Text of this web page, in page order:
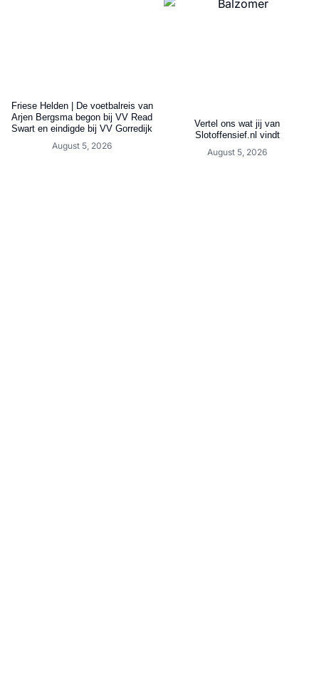
Friese Helden | De voetbalreis van
Arjen Bergsma begon bij VV Read
Swart en eindigde bij VV Gorredijk
August 5, 2026
Vertel ons wat jij van
Slotoffensief.nl vindt
August 5, 2026